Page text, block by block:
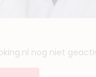
nog niet